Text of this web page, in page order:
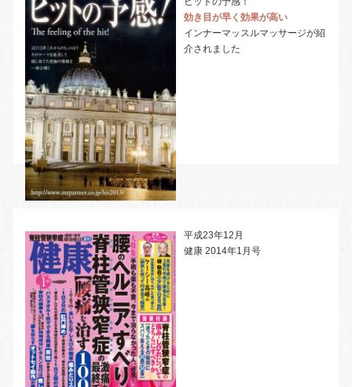
効き目が早く効果が高い
インナーマッスルマッサージが紹
介されました
平成23年12月
健康 2014年1月号